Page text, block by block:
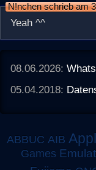
N!nchen schrieb am
Yeah ^^
08.06.2026:
05.04.2018:
ABBUC AIB
Games